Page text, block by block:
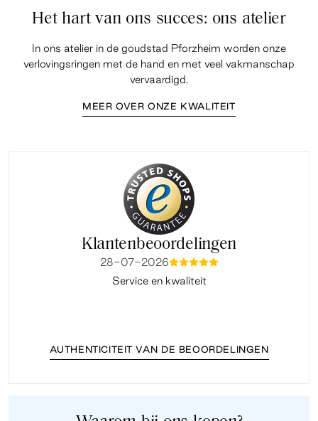
Het hart van ons succes: ons atelier
In ons atelier in de goudstad Pforzheim worden onze
verlovingsringen met de hand en met veel vakmanschap
vervaardigd.
MEER OVER ONZE KWALITEIT
Klantenbeoordelingen
28-07-2026mmmmm
Service en kwaliteit
AUTHENTICITEIT VAN DE BEOORDELINGEN